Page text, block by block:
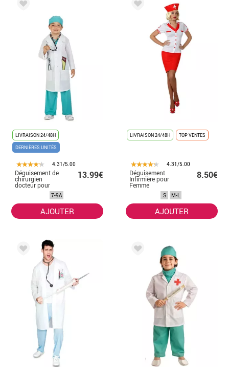
LIVRAISON 24/48H
DERNIÈRES UNITÉS
4.31/5.00
Déguisement de
chirurgien
docteur pour
13.99€
7-9A
AJOUTER
LIVRAISON 24/48H TOP VENTES
4.31/5.00
Déguisement
Infirmière pour
Femme
8.50€
S M-L
AJOUTER